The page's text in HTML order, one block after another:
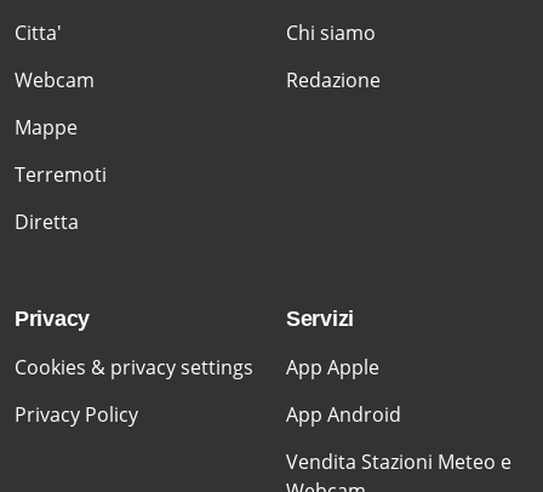
Citta'
Webcam
Mappe
Terremoti
Diretta
Chi siamo
Redazione
Privacy
Cookies & privacy settings
Privacy Policy
Servizi
App Apple
App Android
Vendita Stazioni Meteo e